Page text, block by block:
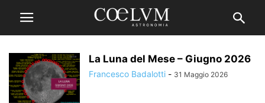
La Luna del Mese – Giugno 2026
Francesco Badalotti - 31 Maggio 2026